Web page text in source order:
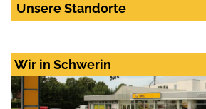
Unsere Standorte
Wir in Schwerin